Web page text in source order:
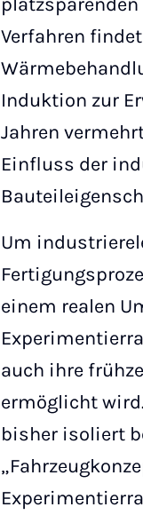
Verfahren
Induktion zur
Jahren
Einfluss der
Um
einem realen
auch ihre
ermöglicht
bisher isoliert